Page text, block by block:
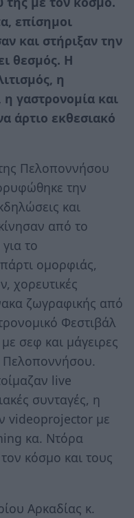
επίσημοι
και στήριξαν την
θεσμός. Η
η
γαστρονομία και
άρτιο εκθεσιακό
Πελοποννήσου
την
και
από το
το
ομορφιάς,
χορευτικές
ζωγραφικής από
Φεστιβάλ
σεφ και μάγειρες
Πελοποννήσου.
live
συνταγές, η
videoprojector με
κα. Ντόρα
κόσμο και τους
Αρκαδίας κ.